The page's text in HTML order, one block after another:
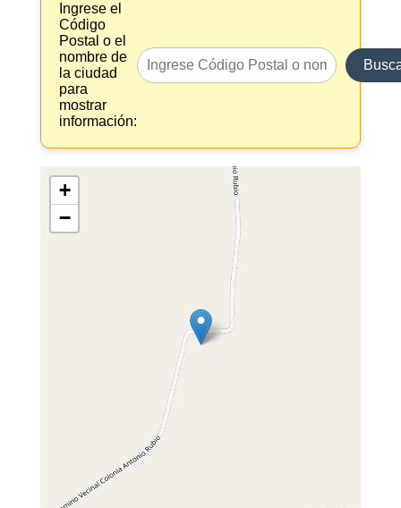
Ingrese el
Código
Postal o el
nombre de
la ciudad
para
mostrar
información:
+
−